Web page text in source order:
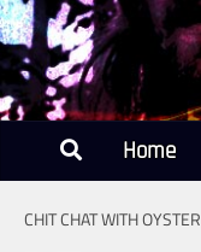
Home
CHIT CHAT WITH OYSTER